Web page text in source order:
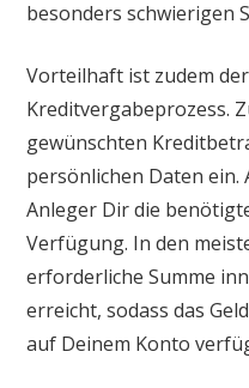
besonders schwierigen
Vorteilhaft ist zudem
Kreditvergabeprozess.
gewünschten
persönlichen Daten
Anleger Dir die
Verfügung. In den
erforderliche Summe
erreicht, sodass das
auf Deinem Konto